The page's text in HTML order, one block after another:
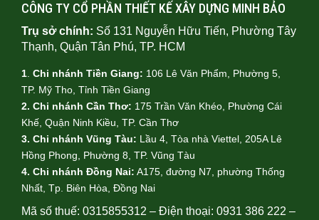
CÔNG TY CỔ PHẦN THIẾT KẾ XÂY DỰNG MINH BẢO
Trụ sở chính: Số 131 Nguyễn Hữu Tiến, Phường Tây
Thạnh, Quận Tân Phú, TP. HCM
1 Chi nhánh Tiền Giang: 106 Lê Văn Phẩm, Phường 5,
TP. Mỹ Tho, Tỉnh Tiền Giang
2. Chi nhánh Cần Thơ: 175 Trần Văn Khéo, Phường Cái
Khế, Quận Ninh Kiều, TP. Cần Thơ
3. Chi nhánh Vũng Tàu: Lầu 4, Tòa nhà Viettel, 205A Lê
Hồng Phong, Phường 8, TP. Vũng Tàu
4. Chi nhánh Đồng Nai: A175, đường N7, phường Thống
Nhất, Tp. Biên Hòa, Đồng Nai
Mã số thuế: 0315855312 – Điện thoại: 0931 386 222 –